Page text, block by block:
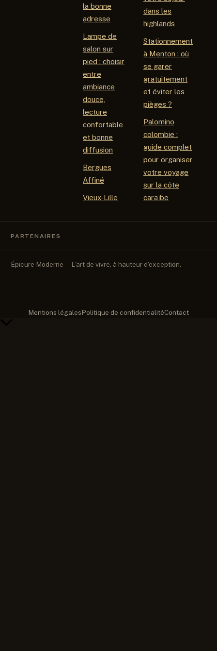
la bonne
adresse
Lampe de
salon sur
pied : choisir
entre
ambiance
douce,
lecture
confortable
et bonne
diffusion
Bergues
Affiné
Vieux-Lille
dans les
highlands
Stationnement
à Menton : où
se garer
gratuitement
et éviter les
pièges ?
Palomino
colombie :
guide complet
pour organiser
votre voyage
sur la côte
caraïbe
PARTENAIRES
Épicure Moderne — L'art de vivre, à hauteur d'exception.
Mentions légalesPolitique de confidentialitéContact